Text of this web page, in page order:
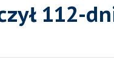
112-